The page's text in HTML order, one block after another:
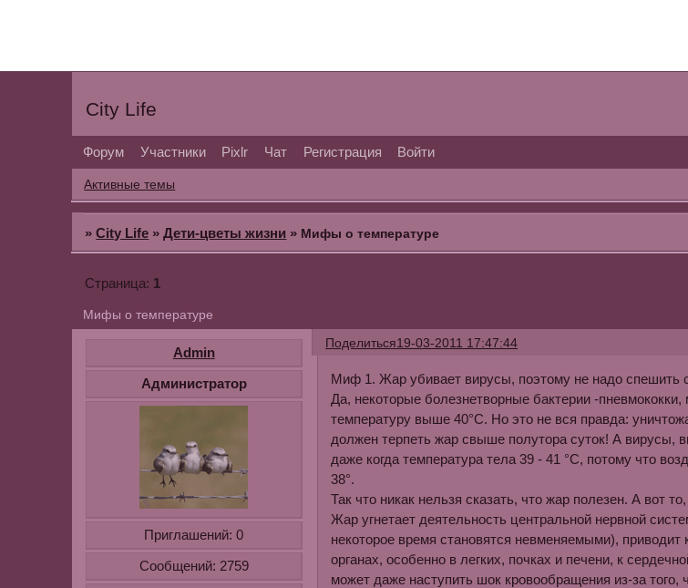
City Life
Форум Участники Pixlr Чат Регистрация Войти
Активные темы
»City Life »Дети-цветы жизни » Мифы о температуре
Мифы о температуре
Страница: 1
Поделиться19-03-2011 17:47:44
Admin
Администратор
Приглашений: 0
Сообщений: 2759
Миф 1. Жар убивает вирусы, поэтому не надо спешить
Да, некоторые болезнетворные бактерии -пневмококки,
температуру выше 40°С. Но это не вся правда:
должен терпеть жар свыше полутора суток! А
даже когда темпе­ратура тела 39 - 41 °С, потому что
38°.
Так что никак нельзя сказать, что жар поле­зен. А вот
Жар угнетает деятельность центральной нервной
некоторое время ста­новятся невменяемыми),
органах, особенно в легких, почках и печени, к
может даже наступить шок кровообращения из-за